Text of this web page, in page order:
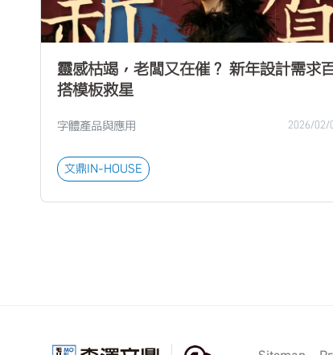
靈感枯竭，老闆又在催？ 新年設計需求
搭模板救星
字體產品與應用 2026/02/
文鼎IN-HOUSE